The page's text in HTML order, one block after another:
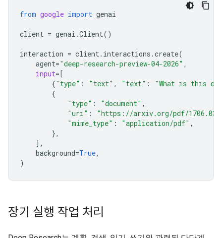
from google import genai
client = genai .Client()
interaction = client. interactions .create(
agent="deep-research-preview-04-2026" ,
input=[
{"type" : "text" , "text" :
"What is this
{
"type" : "document" ,
"uri" :
"https://arxiv.org/pdf/
"mime_type" : "application/pdf" ,
},
],
background=True,
)
장기 실행 작업 처리